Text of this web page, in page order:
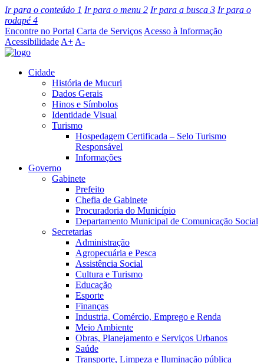
Ir para o conteúdo 1 Ir para o menu 2 Ir para a busca 3 Ir para o
rodapé4
Encontre no Portal Carta de Serviços Acesso à Informação
Acessibilidade A+ A-
Cidade
História de Mucuri
Dados Gerais
Hinos e Símbolos
Identidade Visual
Turismo
Hospedagem Certificada – Selo Turismo
Responsável
Informações
Governo
Gabinete
Prefeito
Chefia de Gabinete
Procuradoria do Município
Departamento Municipal de Comunicação Social
Secretarias
Administração
Agropecuária e Pesca
Assistência Social
Cultura e Turismo
Educação
Esporte
Finanças
Industria, Comércio, Emprego e Renda
Meio Ambiente
Obras, Planejamento e Serviços Urbanos
Saúde
Transporte, Limpeza e Iluminação pública